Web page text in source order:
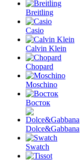
Breitling
Casio
Calvin Klein
Chopard
Moschino
Восток
Dolce&Gabbana
Swatch